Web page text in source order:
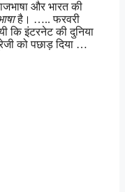
और भारत की
है। ….. फरवरी
कि इंटरनेट की दुनिया
को पछाड़ दिया …